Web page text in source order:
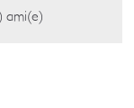
ami(e)